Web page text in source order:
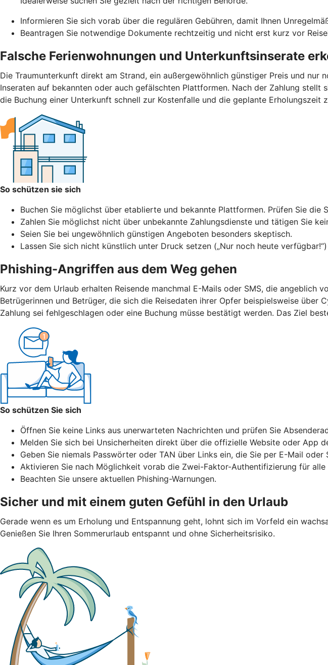
Informieren Sie sich vorab über die regulären Gebühren, damit Ihnen
Beantragen Sie notwendige Dokumente rechtzeitig und nicht erst kurz vor
Falsche Ferienwohnungen und Unterkunftsinserate
Die Traumunterkunft direkt am Strand, ein außergewöhnlich günstiger Preis und
Inseraten auf bekannten oder auch gefälschten Plattformen. Nach der Zahlung
die Buchung einer Unterkunft schnell zur Kostenfalle und die geplante Erholungszeit
So schützen sie sich
Buchen Sie möglichst über etablierte und bekannte Plattformen. Prüfen Sie die
Zahlen Sie möglichst nicht über unbekannte Zahlungsdienste und tätigen Sie
Seien Sie bei ungewöhnlich günstigen Angeboten besonders skeptisch.
Lassen Sie sich nicht künstlich unter Druck setzen („Nur noch heute
Phishing-Angriffen aus dem Weg gehen
Kurz vor dem Urlaub erhalten Reisende manchmal E-Mails oder SMS, die
Betrügerinnen und Betrüger, die sich die Reisedaten ihrer Opfer beispielsweise
Zahlung sei fehlgeschlagen oder eine Buchung müsse bestätigt werden. Das Ziel
So schützen Sie sich
Öffnen Sie keine Links aus unerwarteten Nachrichten und prüfen Sie
Melden Sie sich bei Unsicherheiten direkt über die offizielle Website oder App
Geben Sie niemals Passwörter oder TAN über Links ein, die Sie per E-Mail oder
Aktivieren Sie nach Möglichkeit vorab die Zwei-Faktor-Authentifizierung für alle
Beachten Sie unsere aktuellen Phishing-Warnungen.
Sicher und mit einem guten Gefühl in den Urlaub
Gerade wenn es um Erholung und Entspannung geht, lohnt sich im Vorfeld ein
Genießen Sie Ihren Sommerurlaub entspannt und ohne Sicherheitsrisiko.